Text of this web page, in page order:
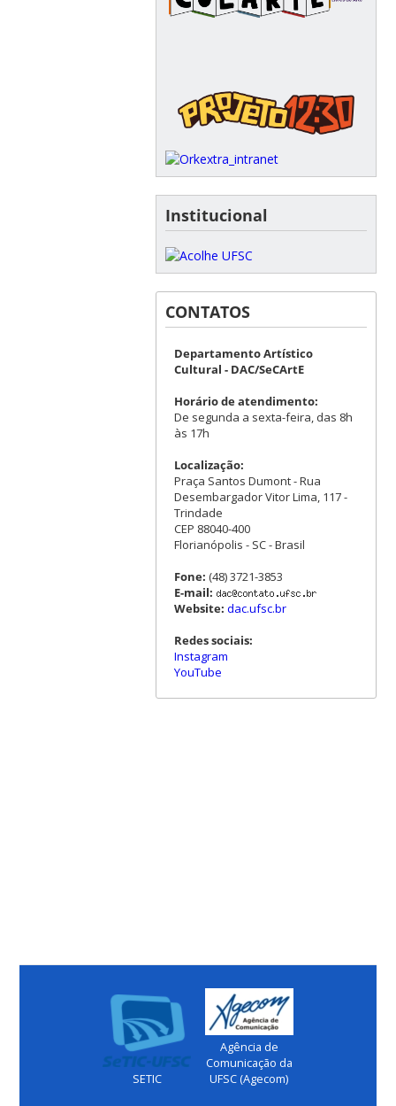
Institucional
CONTATOS
Departamento Artístico
Cultural - DAC/SeCArtE
Horário de atendimento:
De segunda a sexta-feira, das 8h
às 17h
Localização:
Praça Santos Dumont - Rua
Desembargador Vitor Lima, 117 -
Trindade
CEP 88040-400
Florianópolis - SC - Brasil
Fone: (48) 3721-3853
E-mail:
Website: dac.ufsc.br
Redes sociais:
Instagram
YouTube
SETIC
Agência de
Comunicação da
UFSC (Agecom)